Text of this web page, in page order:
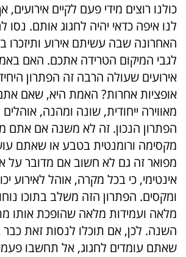
כולנו רוצים מידי פעם לקיים אירועים,
לנו איפה כדאי יהיה לחגוג אותם.
האחרונה שבה עשיתם אירוע
לגבי המיקום הטרידה אתכם. האם
אירועים שעולה הרבה זה הפתרון
אופציות אחרות? האמת היא, שאם
מאווירה ייחודית, שונה ומהנה,
הפתרון הנכון. זה לא משנה אם אתם
מקסימה ורומנטית בטבע או שאתם
מפואר זה גם לא חשוב אם מדובר על
אינטימי, כי בכל מקרה, אוהל לאירוע
ומקסים. הפתרון הזה משלב בתוכו
מלאה ועמידות מלאה שהופכת אותו
השנה. לכן, אם תוכלו לנסות זאת כבר
שאתם עומדים לחגוג, אל תחשבו